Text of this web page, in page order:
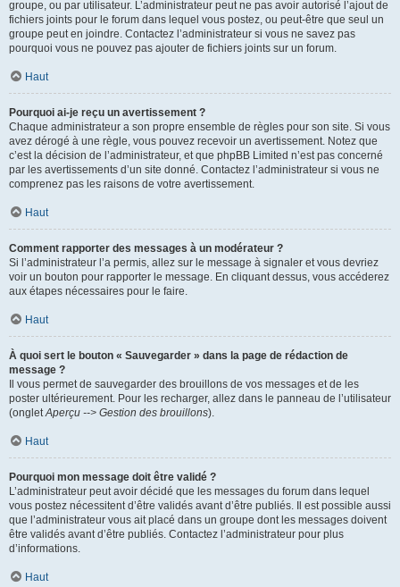
groupe, ou par utilisateur. L’administrateur peut ne pas avoir autorisé l’ajout de
fichiers joints pour le forum dans lequel vous postez, ou peut-être que seul un
groupe peut en joindre. Contactez l’administrateur si vous ne savez pas
pourquoi vous ne pouvez pas ajouter de fichiers joints sur un forum.
Haut
Pourquoi ai-je reçu un avertissement ?
Chaque administrateur a son propre ensemble de règles pour son site. Si vous
avez dérogé à une règle, vous pouvez recevoir un avertissement. Notez que
c’est la décision de l’administrateur, et que phpBB Limited n’est pas concerné
par les avertissements d’un site donné. Contactez l’administrateur si vous ne
comprenez pas les raisons de votre avertissement.
Haut
Comment rapporter des messages à un modérateur ?
Si l’administrateur l’a permis, allez sur le message à signaler et vous devriez
voir un bouton pour rapporter le message. En cliquant dessus, vous accéderez
aux étapes nécessaires pour le faire.
Haut
À quoi sert le bouton « Sauvegarder » dans la page de rédaction de
message ?
Il vous permet de sauvegarder des brouillons de vos messages et de les
poster ultérieurement. Pour les recharger, allez dans le panneau de l’utilisateur
(ongletAperçu --> Gestion des brouillons).
Haut
Pourquoi mon message doit être validé ?
L’administrateur peut avoir décidé que les messages du forum dans lequel
vous postez nécessitent d’être validés avant d’être publiés. Il est possible aussi
que l’administrateur vous ait placé dans un groupe dont les messages doivent
être validés avant d’être publiés. Contactez l’administrateur pour plus
d’informations.
Haut